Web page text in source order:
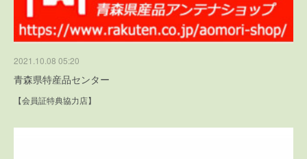
2021.10.08 05:20
青森県特産品センター
【会員証特典協力店】